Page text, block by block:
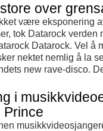
over
være eksponering
tok Datarock verden
Datarock. Vel å
nektet nemlig å la
new rave-disco.
i
Prince